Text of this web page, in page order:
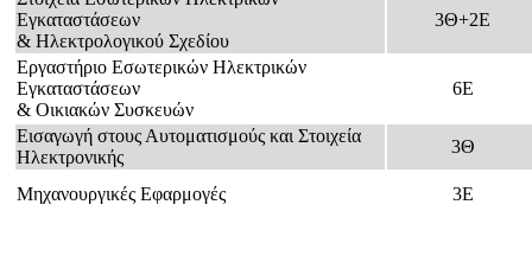
Εγκαταστάσεων
& Ηλεκτρολογικού Σχεδίου
3Θ+2Ε
Εργαστήριο Εσωτερικών Ηλεκτρικών
Εγκαταστάσεων
& Οικιακών Συσκευών
6Ε
Εισαγωγή στους Αυτοματισμούς και Στοιχεία
Ηλεκτρονικής
3Θ
Μηχανουργικές Εφαρμογές 3Ε